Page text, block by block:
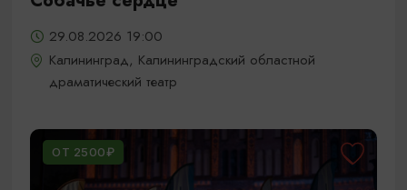
29.08.2026 19:00
Калининград, Калининградский областной
драматический театр
ОТ 2500₽